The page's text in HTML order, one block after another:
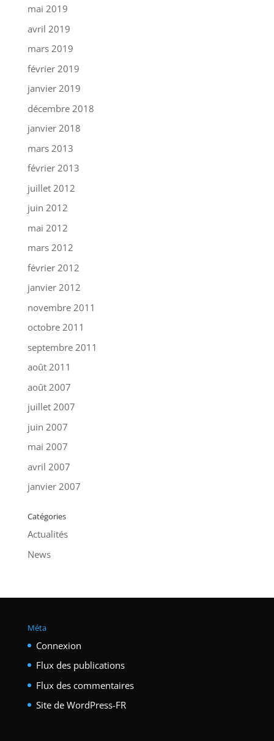
mai 2019
avril 2019
mars 2019
février 2019
janvier 2019
décembre 2018
janvier 2018
mars 2013
février 2013
juillet 2012
juin 2012
mai 2012
mars 2012
février 2012
janvier 2012
novembre 2011
octobre 2011
septembre 2011
août 2011
août 2007
juillet 2007
juin 2007
mai 2007
avril 2007
janvier 2007
Catégories
Actualités
News
Méta
Connexion
Flux des publications
Flux des commentaires
Site de WordPress-FR